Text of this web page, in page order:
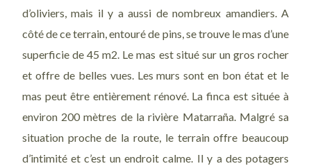
d’oliviers, mais il y a aussi de nombreux amandiers. A
côté de ce terrain, entouré de pins, se trouve le mas d’une
superficie de 45 m2. Le mas est situé sur un gros rocher
et offre de belles vues. Les murs sont en bon état et le
mas peut être entièrement rénové. La finca est située à
environ 200 mètres de la rivière Matarraña. Malgré sa
situation proche de la route, le terrain offre beaucoup
d’intimité et c’est un endroit calme. Il y a des potagers